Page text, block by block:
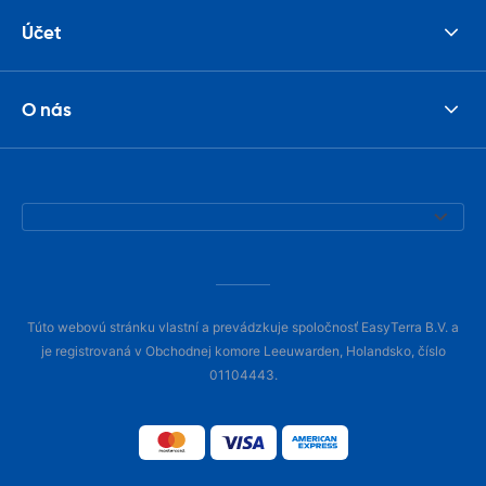
Účet
O nás
Túto webovú stránku vlastní a prevádzkuje spoločnosť EasyTerra B.V. a
je registrovaná v Obchodnej komore Leeuwarden, Holandsko, číslo
01104443.